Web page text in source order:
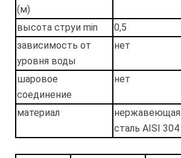
(м)
высота струи min
0,5
зависимость от
уровня воды
нет
шаровое
соединение
нет
материал
нержавеющая
сталь AISI 304